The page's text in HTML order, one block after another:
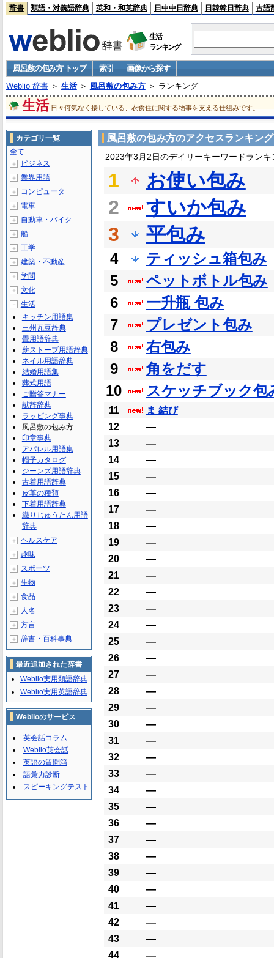
辞書 類語・対義語辞典 英和・和英辞典 日中中日辞典 日韓韓日辞典 古語
生活
ランキング
風呂敷の包み方 トップ 索引
画像から探す
Weblio 辞書＞ 生活＞ 風呂敷の包み方＞ ランキング
生活 日々何気なく接している、衣食住に関する物事を支える仕組みです。
風呂敷の包み方のアクセスランキング
2023年3月2日のデイリーキーワードランキ
1
お使い包み
2
すいか包み
3
平包み
4
ティッシュ箱包み
5
ペットボトル包み
6
一升瓶 包み
7
プレゼント包み
8
右包み
9
角をだす
10
スケッチブック包
11
ま 結び
12
―
13
―
14
―
15
―
16
―
17
―
18
―
19
―
20
―
21
―
22
―
23
―
24
―
25
―
26
―
27
―
28
―
29
―
30
―
31
―
32
―
33
―
34
―
35
―
36
―
37
―
38
―
39
―
40
―
41
―
42
―
43
―
44
―
カテゴリ一覧
全て
＋ ビジネス
＋ 業界用語
＋ コンピュータ
＋ 電車
＋ 自動車・バイク
＋ 船
＋ 工学
＋ 建築・不動産
＋ 学問
＋ 文化
－
生活
キッチン用語集
三州瓦豆辞典
畳用語辞典
薪ストーブ用語辞典
ネイル用語辞典
結婚用語集
葬式用語
ご贈答マナー
献辞辞典
ラッピング事典
風呂敷の包み方
印章事典
アパレル用語集
帽子カタログ
ジーンズ用語辞典
古着用語辞典
皮革の種類
下着用語辞典
織りじゅうたん用語
辞典
＋ ヘルスケア
＋ 趣味
＋ スポーツ
＋ 生物
＋ 食品
＋ 人名
＋ 方言
＋ 辞書・百科事典
最近追加された辞書
Weblio実用類語辞典
Weblio実用英語辞典
Weblioのサービス
英会話コラム
Weblio英会話
英語の質問箱
語彙力診断
スピーキングテスト